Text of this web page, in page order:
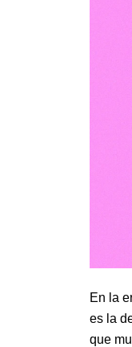
En la
es la
que